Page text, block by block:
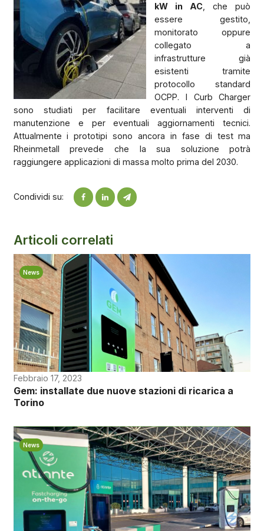
kW in AC , che può
essere gestito,
monitorato oppure
collegato a
infrastrutture già
esistenti tramite
protocollo standard
OCPP. I Curb Charger
sono studiati per facilitare eventuali interventi di
manutenzione e per eventuali aggiornamenti tecnici.
Attualmente i prototipi sono ancora in fase di test ma
Rheinmetall prevede che la sua soluzione potrà
raggiungere applicazioni di massa molto prima del 2030.
Condividi su:
Articoli correlati
News
Febbraio 17, 2023
Gem: installate due nuove stazioni di ricarica a
Torino
News